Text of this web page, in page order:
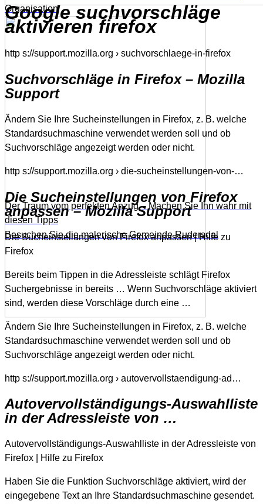
Organisation
Der Traum vom perfekten Anzug – Machen Sie Ihn wahr mit
diesen Tipps
Besuchen Sie die malerische Gemeinde Rudersdal
Google suchvorschläge
aktivieren firefox
http s://support.mozilla.org › suchvorschlaege-in-firefox
Suchvorschläge in Firefox – Mozilla
Support
Ändern Sie Ihre Sucheinstellungen in Firefox, z. B. welche
Standardsuchmaschine verwendet werden soll und ob
Suchvorschläge angezeigt werden oder nicht.
http s://support.mozilla.org › die-sucheinstellungen-von-…
Die Sucheinstellungen von Firefox
anpassen – Mozilla Support
Die Sucheinstellungen von Firefox anpassen | Hilfe zu
Firefox
Bereits beim Tippen in die Adressleiste schlägt Firefox
Suchergebnisse in bereits … Wenn Suchvorschläge aktiviert
sind, werden diese Vorschläge durch eine …
Ändern Sie Ihre Sucheinstellungen in Firefox, z. B. welche
Standardsuchmaschine verwendet werden soll und ob
Suchvorschläge angezeigt werden oder nicht.
http s://support.mozilla.org › autovervollstaendigung-ad…
Autovervollständigungs-Auswahlliste
in der Adressleiste von …
Autovervollständigungs-Auswahlliste in der Adressleiste von
Firefox | Hilfe zu Firefox
Haben Sie die Funktion Suchvorschläge aktiviert, wird der
eingegebene Text an Ihre Standardsuchmaschine gesendet.